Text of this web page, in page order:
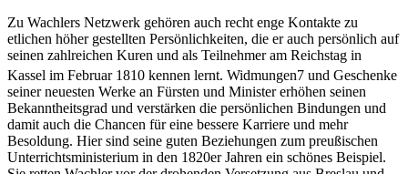
Zu Wachlers Netzwerk gehören auch recht enge Kontakte zu
etlichen höher gestellten Persönlichkeiten, die er auch persönlich auf
seinen zahlreichen Kuren und als Teilnehmer am Reichstag in
Kassel im Februar 1810 kennen lernt. Widmungen7 und Geschenke
seiner neuesten Werke an Fürsten und Minister erhöhen seinen
Bekanntheitsgrad und verstärken die persönlichen Bindungen und
damit auch die Chancen für eine bessere Karriere und mehr
Besoldung. Hier sind seine guten Beziehungen zum preußischen
Unterrichtsministerium in den 1820er Jahren ein schönes Beispiel.